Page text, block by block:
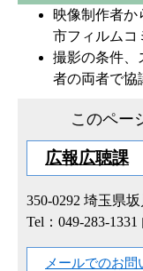
映像制作者か
市フィルムコ
撮影の条件、
者の両者で協
このペー
広報広聴課
350-0292 埼玉県坂
Tel：049-283-1331
メールでのお問